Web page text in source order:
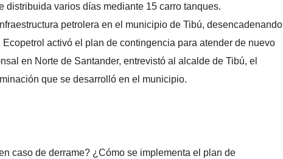
varios días mediante 15 carro tanques.
petrolera en el municipio de Tibú, desencadenando
activó el plan de contingencia para atender de nuevo
en Norte de Santander, entrevistó al alcalde de Tibú, el
que se desarrolló en el municipio.
caso de derrame? ¿Cómo se implementa el plan de